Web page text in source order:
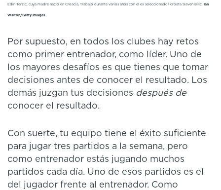
Edin Terzic, cuya madre nació en Croacia, trabajó durante varios años con el ex seleccionador croata Slaven Bilic. Ian
Walton/Getty Images
Por supuesto, en todos los clubes hay retos
como primer entrenador, como líder. Uno de
los mayores desafíos es que tienes que tomar
decisiones antes de conocer el resultado. Los
demás juzgan tus decisiones después de
conocer el resultado.
Con suerte, tu equipo tiene el éxito suficiente
para jugar tres partidos a la semana, pero
como entrenador estás jugando muchos
partidos cada día. Uno de esos partidos es el
del jugador frente al entrenador. Como